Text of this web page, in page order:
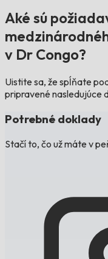
Aké sú
v Dr Congo?
Uistite sa, že spĺňate
pripravené nasledujúce
Potrebné doklady
Stačí to, čo už máte v